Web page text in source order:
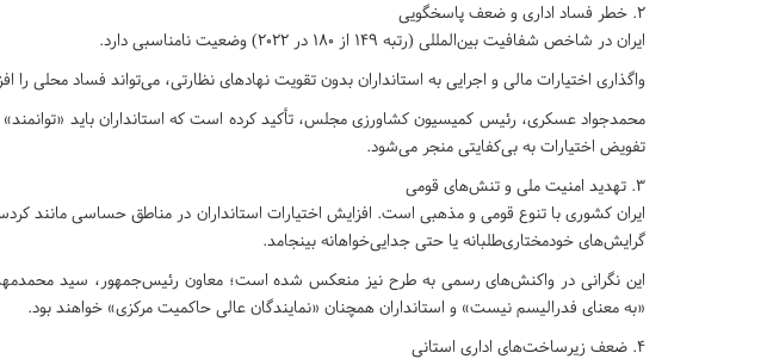
۲. خطر فساد اداری و ضعف پاسخگویی
ایران در شاخص شفافیت بین‌المللی (رتبه ۱۴۹ از ۱۸۰ در ۲۰۲۲) وضعیت نامناسبی دارد.
واگذاری اختیارات مالی و اجرایی به استانداران بدون تقویت نهادهای نظارتی، می‌تواند فساد محلی را
محمدجواد عسکری، رئیس کمیسیون کشاورزی مجلس، تأکید کرده است که استانداران باید
تفویض اختیارات به بی‌کفایتی منجر می‌شود.
۳. تهدید امنیت ملی و تنش‌های قومی
ایران کشوری با تنوع قومی و مذهبی است. افزایش اختیارات استانداران در مناطق حساسی مانند
گرایش‌های خودمختاری‌طلبانه یا حتی جدایی‌خواهانه بینجامد.
این نگرانی در واکنش‌های رسمی به طرح نیز منعکس شده است؛ معاون رئیس‌جمهور، سید
«به معنای فدرالیسم نیست» و استانداران همچنان «نمایندگان عالی حاکمیت مرکزی» خواهند بود.
۴. ضعف زیرساخت‌های اداری استانی